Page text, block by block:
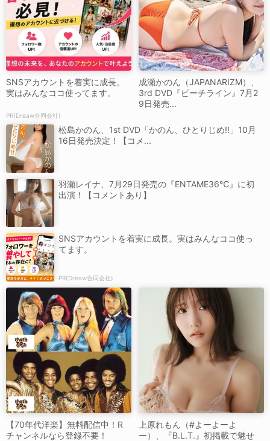
SNSアカウントを着実に成長。
実はみんなココ使ってます。
PR(Dreaw合同会社)
成瀬かのん（JAPANARIZM）、
3rd DVD『ピーチライン』7月2
9日発売...
松島かのん、1st DVD「かのん、ひとりじめ!!」10月
16日発売決定！【コメ...
羽瀬レイナ、7月29日発売の『ENTAME36℃』に初
出演！【コメントあり】
SNSアカウントを着実に成長。実はみんなココ使っ
てます。
PR(Dreaw合同会社)
【70年代洋楽】無料配信中！R
チャンネルなら登録不要！
上原れもん（#よーよーよ
ー）、『B.L.T.』初掲載で魅せ